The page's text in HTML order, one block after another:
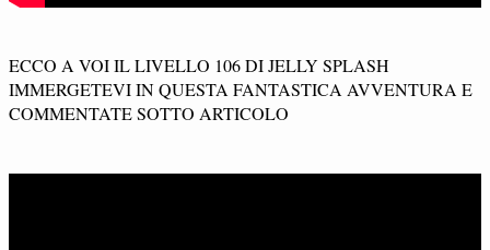
ECCO A VOI IL LIVELLO 106 DI JELLY SPLASH
IMMERGETEVI IN QUESTA FANTASTICA AVVENTURA E
COMMENTATE SOTTO ARTICOLO